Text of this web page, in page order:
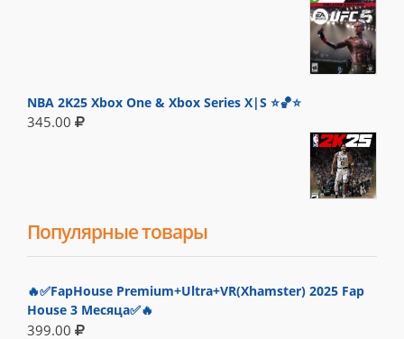
NBA 2K25 Xbox One & Xbox Series X|S ⭐🏀⭐
345.00
Популярные товары
🔥✅FapHouse Premium+Ultra+VR(Xhamster) 2025 Fap
House 3 Месяца✅🔥
399.00